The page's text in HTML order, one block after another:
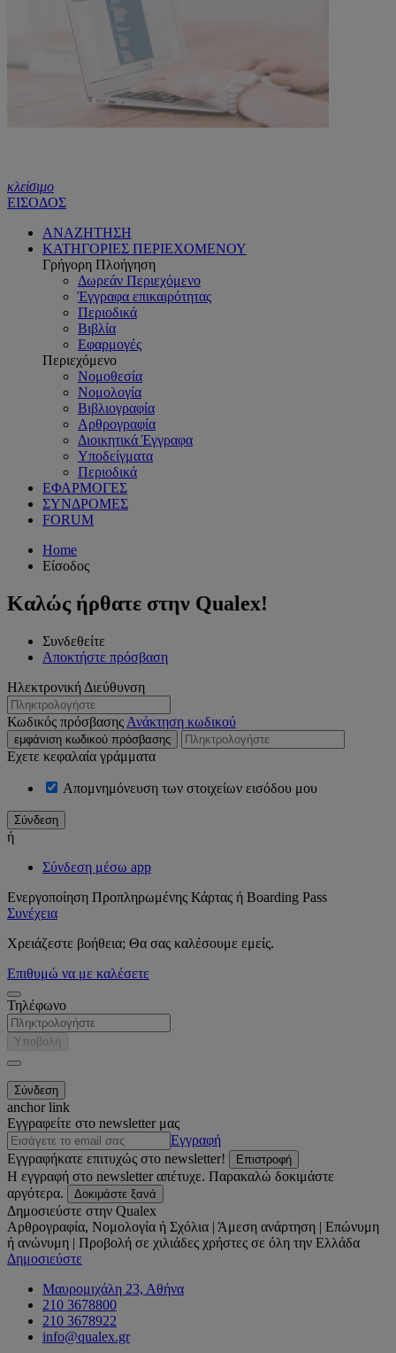
κλείσιμο
ΕΙΣΟΔΟΣ
ΑΝΑΖΗΤΗΣΗ
ΚΑΤΗΓΟΡΙΕΣ ΠΕΡΙΕΧΟΜΕΝΟΥ
Γρήγορη Πλοήγηση
Δωρεάν Περιεχόμενο
Έγγραφα επικαιρότητας
Περιοδικά
Βιβλία
Εφαρμογές
Περιεχόμενο
Νομοθεσία
Νομολογία
Βιβλιογραφία
Αρθρογραφία
Διοικητικά Έγγραφα
Υποδείγματα
Περιοδικά
ΕΦΑΡΜΟΓΕΣ
ΣΥΝΔΡΟΜΕΣ
FORUM
Home
Είσοδος
Καλώς ήρθατε στην Qualex!
Συνδεθείτε
Αποκτήστε πρόσβαση
Ηλεκτρονική Διεύθυνση
Κωδικός πρόσβασης Ανάκτηση κωδικού
εμφάνιση κωδικού πρόσβασης
Εχετε κεφαλαία γράμματα
Απομνημόνευση των στοιχείων εισόδου μου
ή
Σύνδεση μέσω app
Ενεργοποίηση Προπληρωμένης Κάρτας ή Boarding Pass
Συνέχεια
Χρειάζεστε βοήθεια; Θα σας καλέσουμε εμείς.
Επιθυμώ να με καλέσετε
Τηλέφωνο
Υποβολή
anchor link
Εγγραφείτε στο newsletter μας
Εγγραφή
Εγγραφήκατε επιτυχώς στο newsletter!
Επιστροφή
Η εγγραφή στο newsletter απέτυχε. Παρακαλώ δοκιμάστε
αργότερα.
Δοκιμάστε ξανά
Δημοσιεύστε στην Qualex
Αρθρογραφία, Νομολογία ή Σχόλια | Άμεση ανάρτηση | Επώνυμη
ή ανώνυμη | Προβολή σε χιλιάδες χρήστες σε όλη την Ελλάδα
Δημοσιεύστε
Μαυρομιχάλη 23, Αθήνα
210 3678800
210 3678922
info@qualex.gr